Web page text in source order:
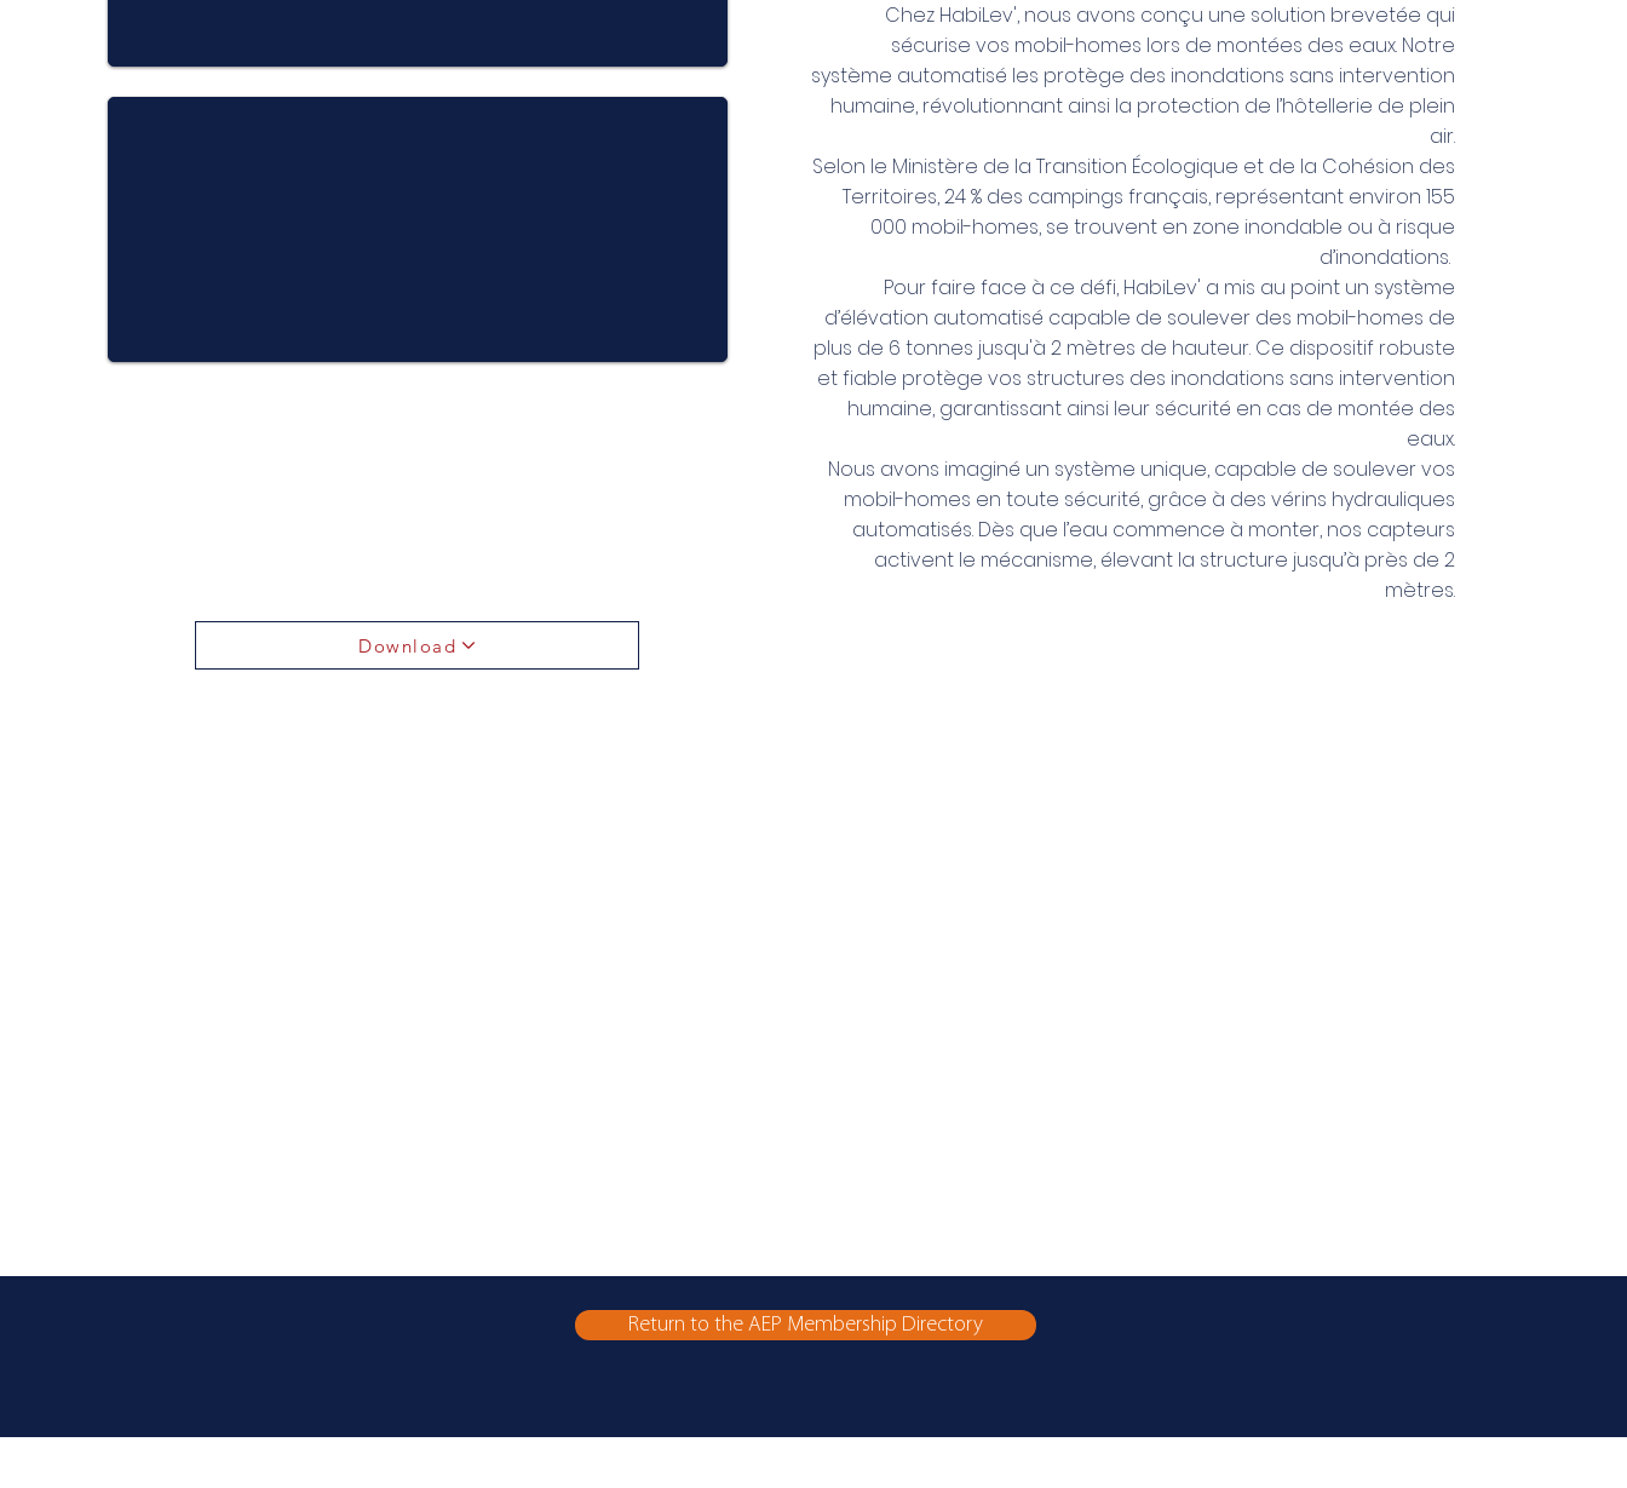
Chez HabiLev', nous avons conçu une solution brevetée qui
sécurise vos mobil-homes lors de montées des eaux. Notre
système automatisé les protège des inondations sans intervention
humaine, révolutionnant ainsi la protection de l’hôtellerie de plein
air.
Selon le Ministère de la Transition Écologique et de la Cohésion des
Territoires, 24 % des campings français, représentant environ 155
000 mobil-homes, se trouvent en zone inondable ou à risque
d’inondations.
Pour faire face à ce défi, HabiLev' a mis au point un système
d’élévation automatisé capable de soulever des mobil-homes de
plus de 6 tonnes jusqu'à 2 mètres de hauteur. Ce dispositif robuste
et fiable protège vos structures des inondations sans intervention
humaine, garantissant ainsi leur sécurité en cas de montée des
eaux.
Nous avons imaginé un système unique, capable de soulever vos
mobil-homes en toute sécurité, grâce à des vérins hydrauliques
automatisés. Dès que l’eau commence à monter, nos capteurs
activent le mécanisme, élevant la structure jusqu’à près de 2
mètres.
Download
Return to the AEP Membership Directory